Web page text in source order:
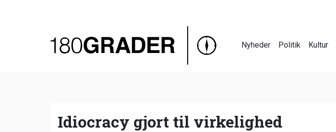
Nyheder Politik Kultur
Idiocracy gjort til virkelighed